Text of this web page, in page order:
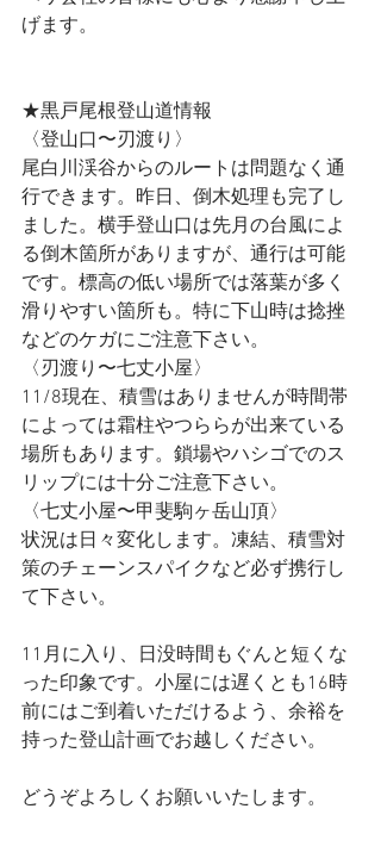
げます。
★黒戸尾根登山道情報
〈登山口〜刃渡り〉
尾白川渓谷からのルートは問題なく通
行できます。昨日、倒木処理も完了し
ました。横手登山口は先月の台風によ
る倒木箇所がありますが、通行は可能
です。標高の低い場所では落葉が多く
滑りやすい箇所も。特に下山時は捻挫
などのケガにご注意下さい。
〈刃渡り〜七丈小屋〉
11/8現在、積雪はありませんが時間帯
によっては霜柱やつららが出来ている
場所もあります。鎖場やハシゴでのス
リップには十分ご注意下さい。
〈七丈小屋〜甲斐駒ヶ岳山頂〉
状況は日々変化します。凍結、積雪対
策のチェーンスパイクなど必ず携行し
て下さい。
11月に入り、日没時間もぐんと短くな
った印象です。小屋には遅くとも16時
前にはご到着いただけるよう、余裕を
持った登山計画でお越しください。
どうぞよろしくお願いいたします。